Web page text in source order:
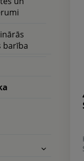
barība